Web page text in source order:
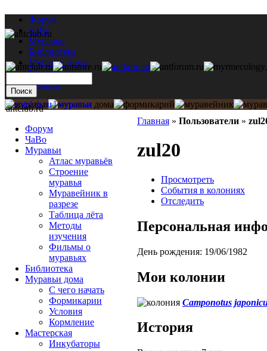
Форум
ЧаВо
Муравьи
Библиотека
Муравьи дома
Мастерская
Каталог
Главная » Пользователи »
zul20
Просмотреть
События в колониях
Отследить
Персональная
День рождения: 19/06/1982
Мои колонии
Camponotus
История
antclub.ru
Форум
ЧаВо
Муравьи
Атлас муравьёв
Строение
муравья
Муравейник в
разрезе
Таблица лёта
Методы
изучения
Фильмы о
муравьях
Библиотека
Муравьи дома
С чего начать
Формикарии
Условия
Кормление
Мастерская
Инкубаторы